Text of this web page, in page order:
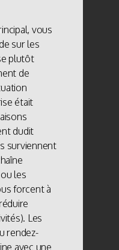
vous
sur les
plutôt
de
était
dudit
surviennent
les
forcent à
Les
rendez-
avec une